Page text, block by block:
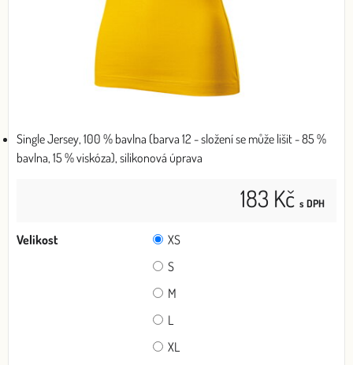
Single Jersey, 100 % bavlna (barva 12 - složení se může lišit - 85 %
bavlna, 15 % viskóza), silikonová úprava
183 Kč s DPH
Velikost
XS
S
M
L
XL